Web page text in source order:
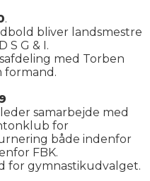
.
bliver landsmestre
S G & I.
med Torben
formand.
samarbejde med
for
både indenfor
FBK.
for gymnastikudvalget.